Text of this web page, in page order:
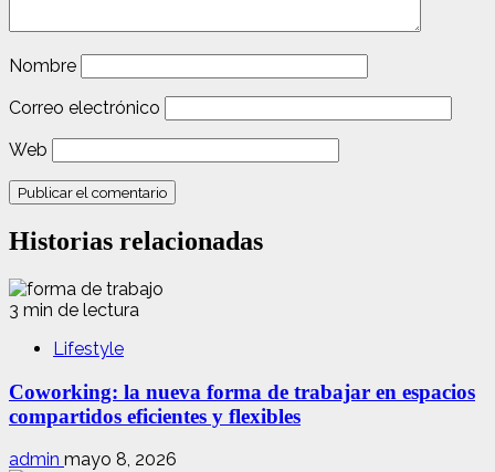
Nombre
Correo electrónico
Web
Historias relacionadas
3 min de lectura
Lifestyle
Coworking: la nueva forma de trabajar en espacios
compartidos eficientes y flexibles
admin mayo 8, 2026